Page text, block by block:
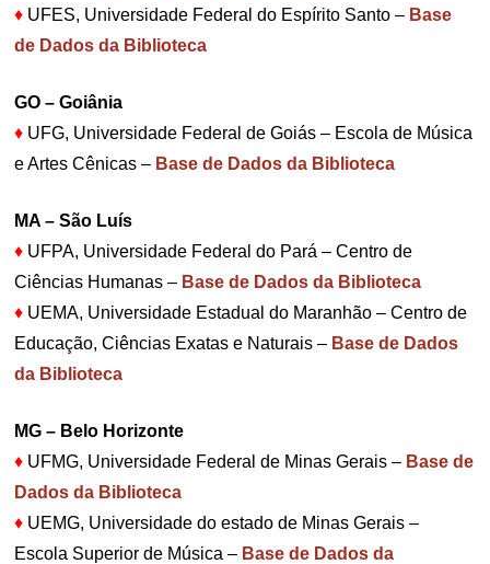
♦ UFES, Universidade Federal do Espírito Santo – Base
de Dados da Biblioteca
GO – Goiânia
♦ UFG, Universidade Federal de Goiás – Escola de Música
e Artes Cênicas – Base de Dados da Biblioteca
MA – São Luís
♦ UFPA, Universidade Federal do Pará – Centro de
Ciências Humanas – Base de Dados da Biblioteca
♦ UEMA, Universidade Estadual do Maranhão – Centro de
Educação, Ciências Exatas e Naturais – Base de Dados
da Biblioteca
MG – Belo Horizonte
♦ UFMG, Universidade Federal de Minas Gerais – Base de
Dados da Biblioteca
♦ UEMG, Universidade do estado de Minas Gerais –
Escola Superior de Música – Base de Dados da